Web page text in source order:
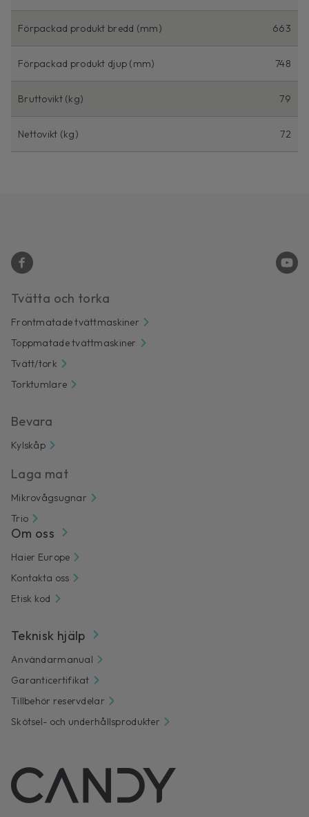
Förpackad produkt bredd (mm) 663
Förpackad produkt djup (mm) 748
Bruttovikt (kg) 79
Nettovikt (kg) 72
Tvätta och torka
Frontmatade tvättmaskiner
Toppmatade tvättmaskiner
Tvätt/tork
Torktumlare
Bevara
Kylskåp
Laga mat
Mikrovågsugnar
Trio
Om oss
Haier Europe
Kontakta oss
Etisk kod
Teknisk hjälp
Användarmanual
Garanticertifikat
Tillbehör reservdelar
Skötsel- och underhållsprodukter